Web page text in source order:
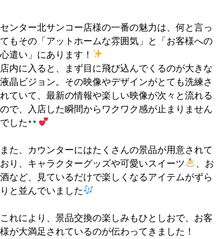
センター北サンコー店様の一番の魅力は、何と言っ
てもその「アットホームな雰囲気」と「お客様への
心遣い」にあります！
店内に入ると、まず目に飛び込んでくるのが大きな
液晶ビジョン。その映像やデザインがとても洗練さ
れていて、最新の情報や楽しい映像が次々と流れる
ので、入店した瞬間からワクワク感が止まりません
でした
また、カウンターにはたくさんの景品が用意されて
おり、キャラクターグッズや可愛いスイーツ
、お
酒など、見ているだけで楽しくなるアイテムがずら
りと並んでいました
これにより、景品交換の楽しみもひとしおで、お客
様が大満足されているのが伝わってきました！